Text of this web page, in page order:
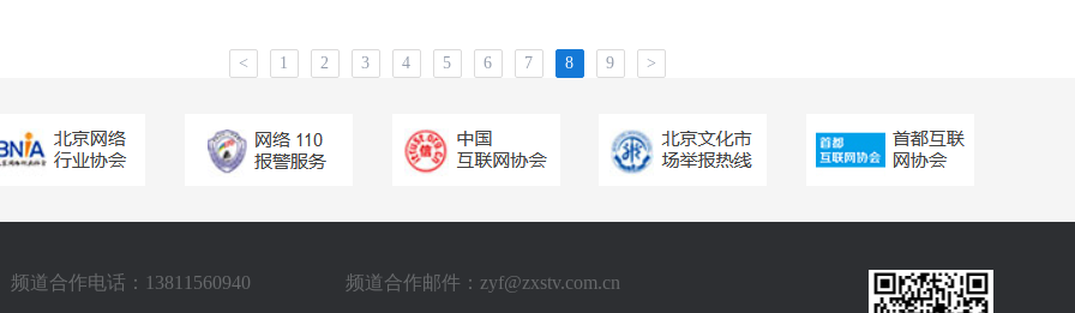
< 1 2 3 4 5 6 7 8 9 >
频道合作电话：13811560940 频道合作邮件：zyf@zxstv.com.cn